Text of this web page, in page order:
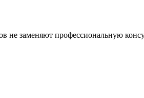
не заменяют профессиональную